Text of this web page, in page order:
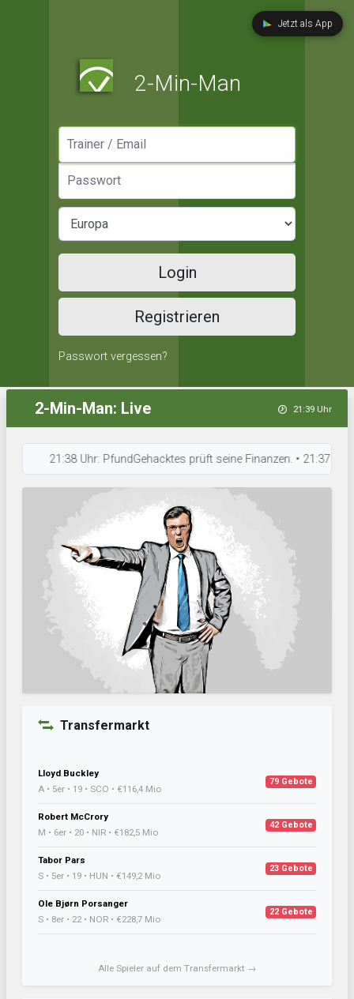
Jetzt als App
2-Min-Man
Login
Registrieren
Passwort vergessen?
2-Min-Man: Live 21:39 Uhr
21:38 Uhr: PfundGehacktes prüft seine Finanzen. • 21:37 Uhr:
Transfermarkt
Lloyd Buckley
A • 5er • 19 • SCO • €116,4 Mio
79 Gebote
Robert McCrory
M • 6er • 20 • NIR • €182,5 Mio
42 Gebote
Tabor Pars
S • 5er • 19 • HUN • €149,2 Mio
23 Gebote
Ole Bjørn Porsanger
S • 8er • 22 • NOR • €228,7 Mio
22 Gebote
Alle Spieler auf dem Transfermarkt →